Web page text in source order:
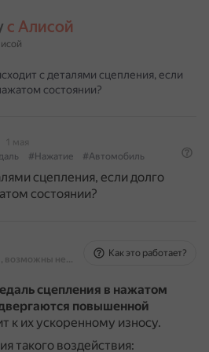
с Алисой
с деталями сцепления, если
состоянии?
1 мая
#Нажатие #Автомобиль
сцепления, если долго
состоянии?
На основе источников, возможны неточности
Как это работает?
сцепления в нажатом
повышенной
к их ускоренному износу.
такого воздействия: